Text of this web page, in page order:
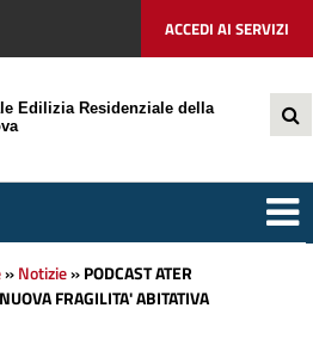
ACCEDI AI SERVIZI
Edilizia Residenziale della
»Notizie»PODCAST ATER
FRAGILITA' ABITATIVA